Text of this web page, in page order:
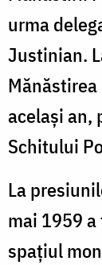
urma
Justinian.
același an,
Schitului
La
mai 1959
spațiul